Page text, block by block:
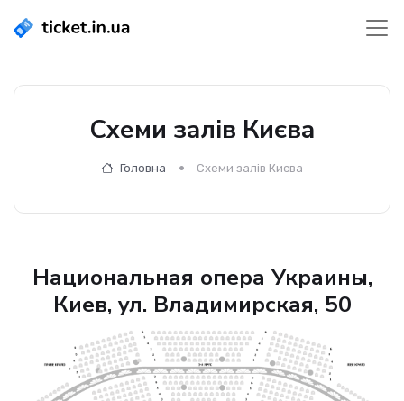
Схеми залів Києва
Головна Схеми залів Києва
Национальная опера Украины,
Киев, ул. Владимирская, 50